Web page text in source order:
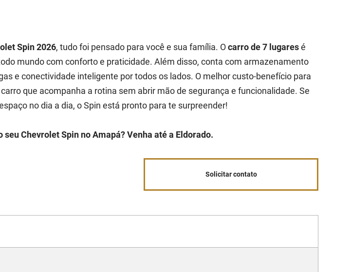
Spin 2026, tudo foi pensado para você e sua família. Ocarro de 7 lugaresé
mundo com conforto e praticidade. Além disso, conta com armazenamento
e conectividade inteligente por todos os lados. O melhor custo-benefício para
que acompanha a rotina sem abrir mão de segurança e funcionalidade. Se
no dia a dia, o Spin está pronto para te surpreender!
seu Chevrolet Spin no Amapá? Venha até a Eldorado.
Solicitar contato